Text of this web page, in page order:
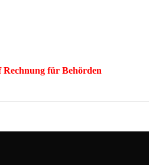
Rechnung für Behörden